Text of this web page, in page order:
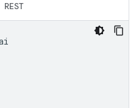
REST